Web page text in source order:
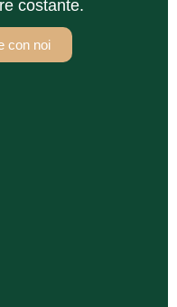
costante.
con noi